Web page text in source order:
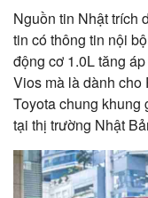
Nguồn tin Nhật trích
tin có thông tin nội
động cơ 1.0L tăng
Vios mà là dành cho
Toyota chung khung
tại thị trường Nhật